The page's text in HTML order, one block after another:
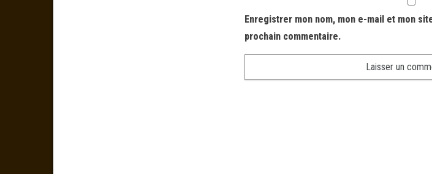
Enregistrer mon nom, mon e-mail et mon
prochain commentaire.